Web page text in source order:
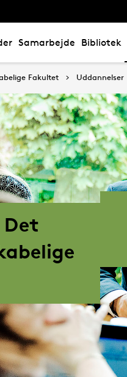
Samarbejde Bibliotek
Fakultet Uddannelser